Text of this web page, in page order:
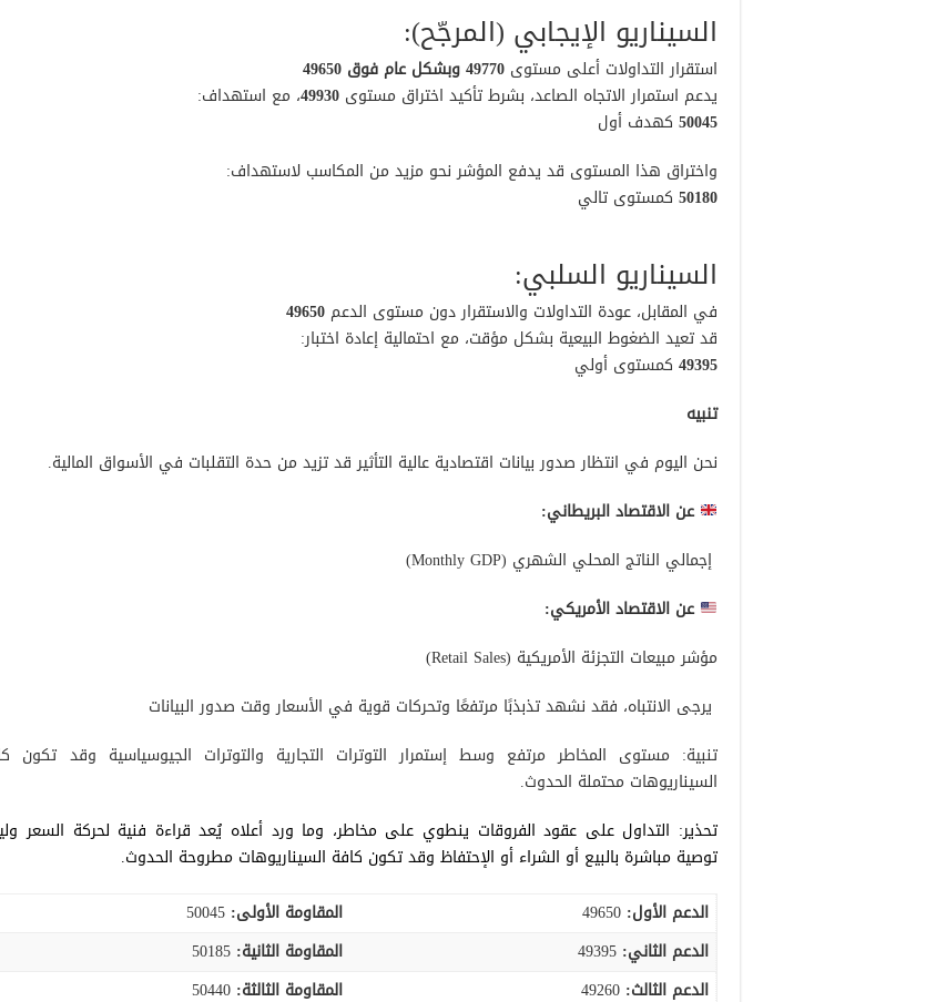
السيناريو الإيجابي (المرجّح):
استقرار التداولات أعلى مستوى 49770 وبشكل عام فوق 49650
يدعم استمرار الاتجاه الصاعد، بشرط تأكيد اختراق مستوى 49930، مع استهداف:
50045 كهدف أول
واختراق هذا المستوى قد يدفع المؤشر نحو مزيد من المكاسب لاستهداف:
50180 كمستوى تالي
السيناريو السلبي:
في المقابل، عودة التداولات والاستقرار دون مستوى الدعم 49650
قد تعيد الضغوط البيعية بشكل مؤقت، مع احتمالية إعادة اختبار:
49395 كمستوى أولي
تنبيه
نحن اليوم في انتظار صدور بيانات اقتصادية عالية التأثير قد تزيد من حدة التقلبات في الأسواق المالية.
عن الاقتصاد البريطاني:
إجمالي الناتج المحلي الشهري (Monthly GDP)
عن الاقتصاد الأمريكي:
مؤشر مبيعات التجزئة الأمريكية (Retail Sales)
يرجى الانتباه، فقد نشهد تذبذبًا مرتفعًا وتحركات قوية في الأسعار وقت صدور البيانات
تنبية: مستوى المخاطر مرتفع وسط إستمرار التوترات التجارية والتوترات الجيوسياسية وقد تكون
السيناريوهات محتملة الحدوث.
تحذير: التداول على عقود الفروقات ينطوي على مخاطر، وما ورد أعلاه يُعد قراءة فنية لحركة السعر
توصية مباشرة بالبيع أو الشراء أو الإحتفاظ وقد تكون كافة السيناريوهات مطروحة الحدوث.
الدعم الأول: 49650 المقاومة الأولى:
الدعم الثاني: 49395 المقاومة الثانية:
الدعم الثالث:
49260 المقاومة الثالثة: 50440